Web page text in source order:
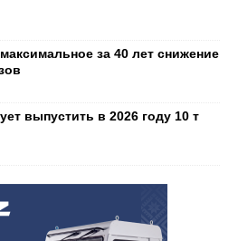
за 40 лет снижение
выпустить в 2026 году 10 т